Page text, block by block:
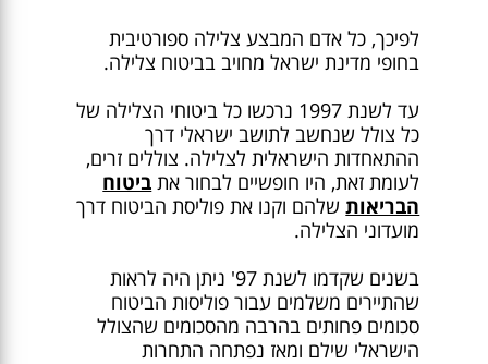
לפיכך, כל אדם המבצע צלילה ספורטיבית
בחופי מדינת ישראל מחויב בביטוח צלילה.
עד לשנת 1997 נרכשו כל ביטוחי הצלילה של
כל צולל שנחשב לתושב ישראלי דרך
ההתאחדות הישראלית לצלילה. צוללים זרים,
לעומת זאת, היו חופשיים לבחור את ביטוח
הבריאותשלהם וקנו את פוליסת הביטוח דרך
מועדוני הצלילה.
בשנים שקדמו לשנת 97' ניתן היה לראות
שהתיירים משלמים עבור פוליסות הביטוח
סכומים פחותים בהרבה מהסכומים שהצולל
הישראלי שילם ומאז נפתחה התחרות